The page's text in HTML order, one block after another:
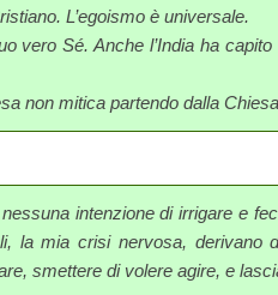
L’egoismo è universale.
vero Sé. Anche l’India ha
non mitica partendo dalla
intenzione di irrigare e
la mia crisi nervosa, derivano
smettere di volere agire, e